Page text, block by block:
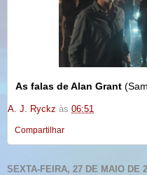
As falas de Alan Grant
A. J. Ryckz às 06:51
Compartilhar
SEXTA-FEIRA, 27 DE MAIO DE